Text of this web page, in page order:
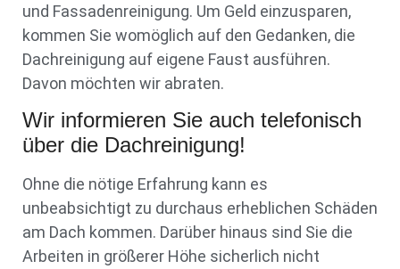
und Fassadenreinigung. Um Geld einzusparen,
kommen Sie womöglich auf den Gedanken, die
Dachreinigung auf eigene Faust ausführen.
Davon möchten wir abraten.
Wir informieren Sie auch telefonisch
über die Dachreinigung!
Ohne die nötige Erfahrung kann es
unbeabsichtigt zu durchaus erheblichen Schäden
am Dach kommen. Darüber hinaus sind Sie die
Arbeiten in größerer Höhe sicherlich nicht